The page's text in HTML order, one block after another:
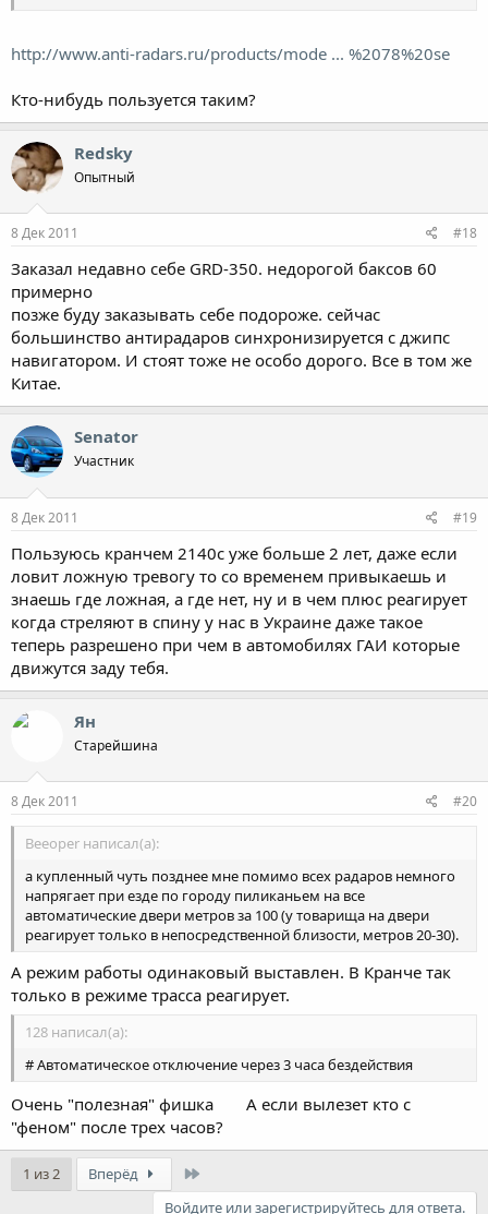
параметров излучения лазера
# Ka Max Mode - улучшена чувствительность в Ка диапазоне.
# Обнаружение лазера 360° Total Perimeter Protection
# Матричный дисплей синего цвета с функцией AutoDim
# Двойной светоиндикатор LED на крышке
# Обнаружение X,K,Ka диапазонов постоянного действия
# Обнаружение импульсных сигналов X-диапазона
# Обнаружение импульсных сигналов K и Ka-диапазона POP™
# Функция Антисон
# Три режима Город
# Режим обучения с возможностью отключения диапазонов
# Режим Приглушение звука и Автоприглушение звука
# Автоматическое отключение через 3 часа бездействия
# Энергонезависимая память настроек
# Обнаружение маячков SWS
# Тип приемника: Супергетеродинный, с двойным
800-950
Частоты обнаруживаемых радиосигналов:
# 10500 Гц – 10550 Гц (Х диапазон)
# 24050 Гц – 24250 Гц (К диапазон)
Топ-модель радар-детектора для России. Берет все радары, не
реагирует на помехи. Оптимально цена/качество.
http://www.anti-radars.ru/products/mode ... %2078%20se
Кто-нибудь пользуется таким?
Redsky
Опытный
8 Дек 2011 #18
Заказал недавно себе GRD-350. недорогой баксов 60
примерно
позже буду заказывать себе подороже. сейчас
большинство антирадаров синхронизируется с джипс
навигатором. И стоят тоже не особо дорого. Все в том же
Китае.
Senator
Участник
8 Дек 2011 #19
Пользуюсь кранчем 2140с уже больше 2 лет, даже если
ловит ложную тревогу то со временем привыкаешь и
знаешь где ложная, а где нет, ну и в чем плюс реагирует
когда стреляют в спину у нас в Украине даже такое
теперь разрешено при чем в автомобилях ГАИ которые
движутся заду тебя.
Ян
Старейшина
8 Дек 2011 #20
Beeoper написал(а):
а купленный чуть позднее мне помимо всех радаров немного
напрягает при езде по городу пиликаньем на все
автоматические двери метров за 100 (у товарища на двери
реагирует только в непосредственной близости, метров 20-30).
А режим работы одинаковый выставлен. В Кранче так
только в режиме трасса реагирует.
128 написал(а):
# Автоматическое отключение через 3 часа бездействия
Очень "полезная" фишка
А если вылезет кто с
"феном" после трех часов?
1 из 2 Вперёд
Войдите или зарегистрируйтесь для ответа.